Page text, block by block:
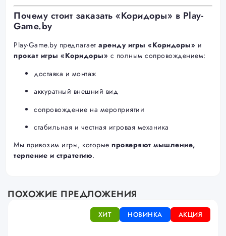
Почему стоит заказать «Коридоры» в Play-
Game.by
Play-Game.by предлагает аренду игры «Коридоры» и
прокат игры «Коридоры» с полным сопровождением:
доставка и монтаж
аккуратный внешний вид
сопровождение на мероприятии
стабильная и честная игровая механика
Мы привозим игры, которые проверяют мышление,
терпение и стратегию.
ПОХОЖИЕ ПРЕДЛОЖЕНИЯ
АКЦИЯ
НОВИНКА
ХИТ